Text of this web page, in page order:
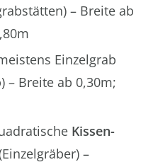
– Breite ab
Einzelgrab
– Breite ab 0,30m;
Kissen-
–